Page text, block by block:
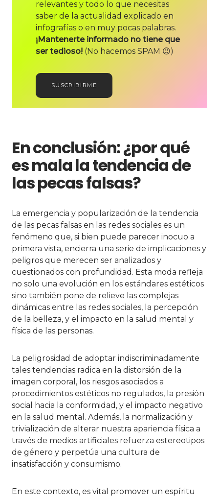
relevantes y todo lo que necesitas
saber de la actualidad explicado en
infografías o en muy pocas palabras.
¡Mantenerte informado no tiene que
ser tedioso!(No hacemos SPAM 😉)
SUSCRIBIRME
En conclusión: ¿por qué
es mala la tendencia de
las pecas falsas?
La emergencia y popularización de la tendencia
de las pecas falsas en las redes sociales es un
fenómeno que, si bien puede parecer inocuo a
primera vista, encierra una serie de implicaciones y
peligros que merecen ser analizados y
cuestionados con profundidad. Esta moda refleja
no solo una evolución en los estándares estéticos
sino también pone de relieve las complejas
dinámicas entre las redes sociales, la percepción
de la belleza, y el impacto en la salud mental y
física de las personas.
La peligrosidad de adoptar indiscriminadamente
tales tendencias radica en la distorsión de la
imagen corporal, los riesgos asociados a
procedimientos estéticos no regulados, la presión
social hacia la conformidad, y el impacto negativo
en la salud mental. Además, la normalización y
trivialización de alterar nuestra apariencia física a
través de medios artificiales refuerza estereotipos
de género y perpetúa una cultura de
insatisfacción y consumismo.
En este contexto, es vital promover un espíritu